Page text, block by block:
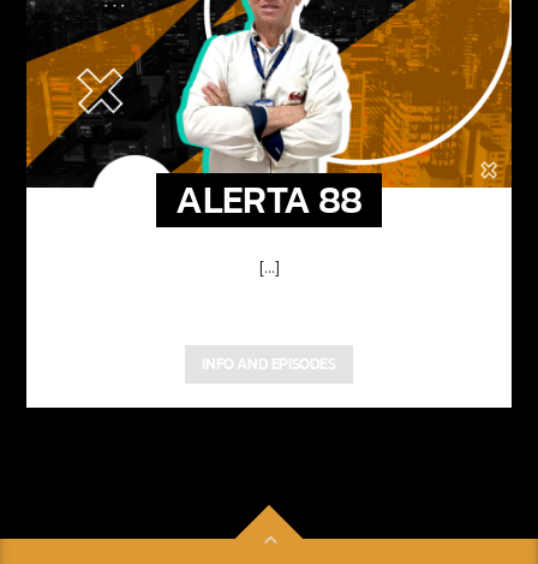
ALERTA 88
[...]
INFO AND EPISODES